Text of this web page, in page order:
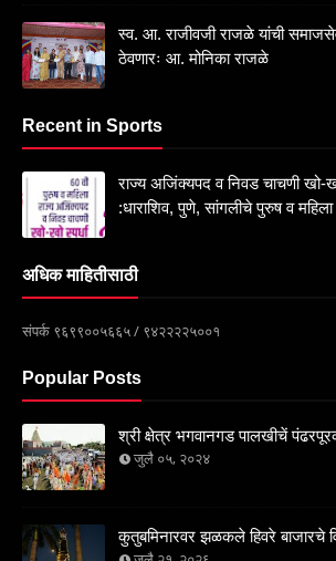
स्व. आ. राजीवजी राजळे यांची
ठेवणारः आ. मोनिका राजळे
Recent in Sports
राज्य अजिंक्यपद व निवड चाचणी खो-
:धाराशिव, पुणे, सांगलीचे पुरुष व
अधिक माहितीसाठी
संपर्क ९६९९००५६६५ / ९४२२२२५००१
Popular Posts
श्री क्षेत्र भगवानगड पालखीचें
जुलै ०५, २०२४
कुतुबमिनारवर झळकले हिवरे बाजारचे